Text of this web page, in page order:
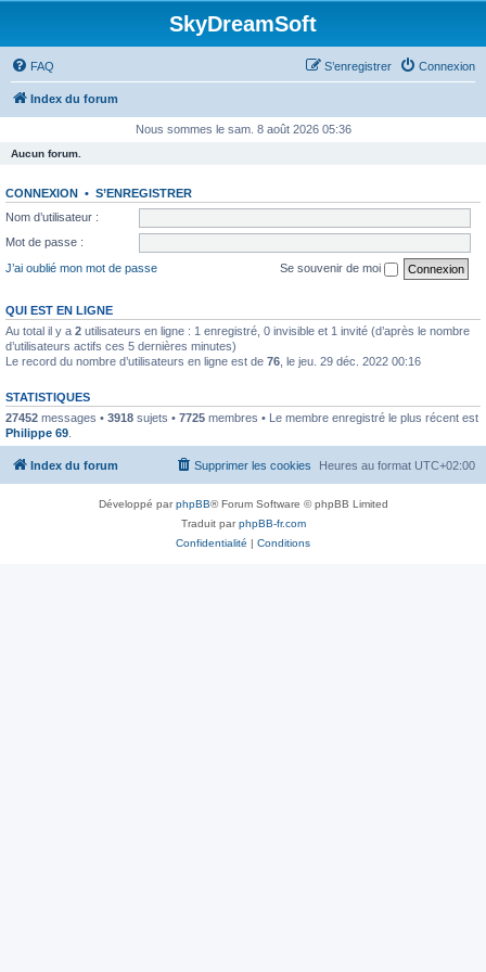
SkyDreamSoft
FAQ Connexion
S’enregistrer
Index du forum
Nous sommes le sam. 8 août 2026 05:36
Aucun forum.
CONNEXION • S’ENREGISTRER
Nom d’utilisateur :
Mot de passe :
J’ai oublié mon mot de passe
Se souvenir de moi
QUI EST EN LIGNE
Au total il y a 2 utilisateurs en ligne : 1 enregistré, 0 invisible et 1 invité (d’après le nombre
d’utilisateurs actifs ces 5 dernières minutes)
Le record du nombre d’utilisateurs en ligne est de 76 , le jeu. 29 déc. 2022 00:16
STATISTIQUES
27452 messages • 3918 sujets • 7725 membres • Le membre enregistré le plus récent est
Philippe 69
Index du forum Heures au format UTC+02:00
Supprimer les cookies
Développé parphpBB® Forum Software © phpBB Limited
Traduit parphpBB-fr.com
Confidentialité | Conditions